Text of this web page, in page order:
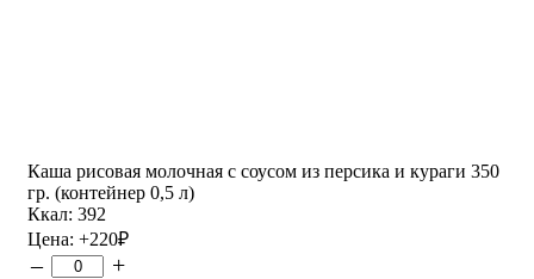
Каша рисовая молочная с соусом из персика и кураги 350
гр. (контейнер 0,5 л)
Ккал: 392
Цена: +220₽
– +